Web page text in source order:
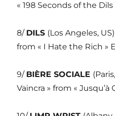
« 198 Seconds of the Dils
8/ DILS (Los Angeles,
from « I Hate the Rich »
9/ BIÈRE SOCIALE
Vaincra » from « Jusqu’à